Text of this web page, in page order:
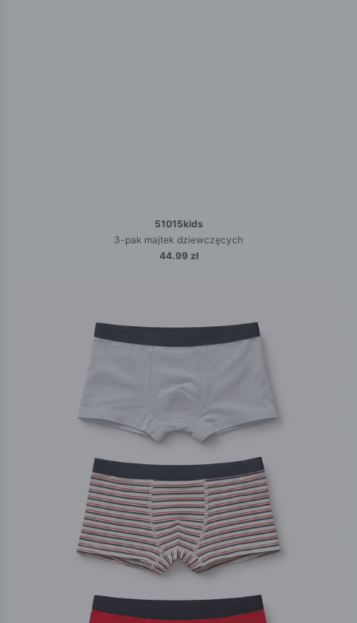
51015kids
3-pak majtek dziewczęcych
44.99 zł